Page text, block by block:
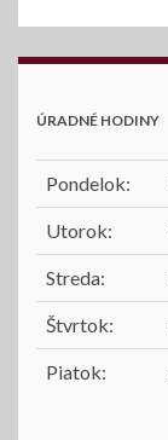
ÚRADNÉ HODINY
Pondelok:
Utorok:
Streda:
Štvrtok:
Piatok: